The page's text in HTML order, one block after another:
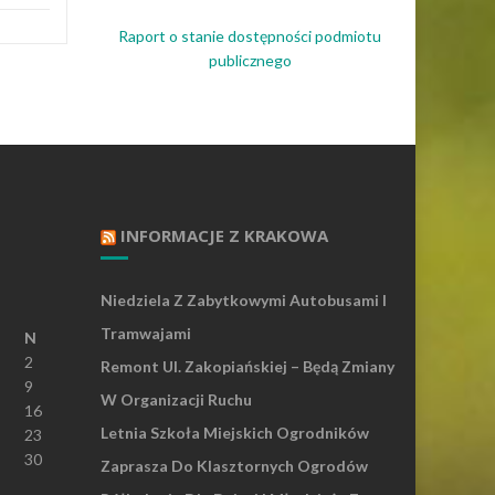
Raport o stanie dostępności podmiotu
publicznego
N
2
9
16
23
30
INFORMACJE Z KRAKOWA
Niedziela Z Zabytkowymi Autobusami I
Tramwajami
Remont Ul. Zakopiańskiej – Będą Zmiany
W Organizacji Ruchu
Letnia Szkoła Miejskich Ogrodników
Zaprasza Do Klasztornych Ogrodów